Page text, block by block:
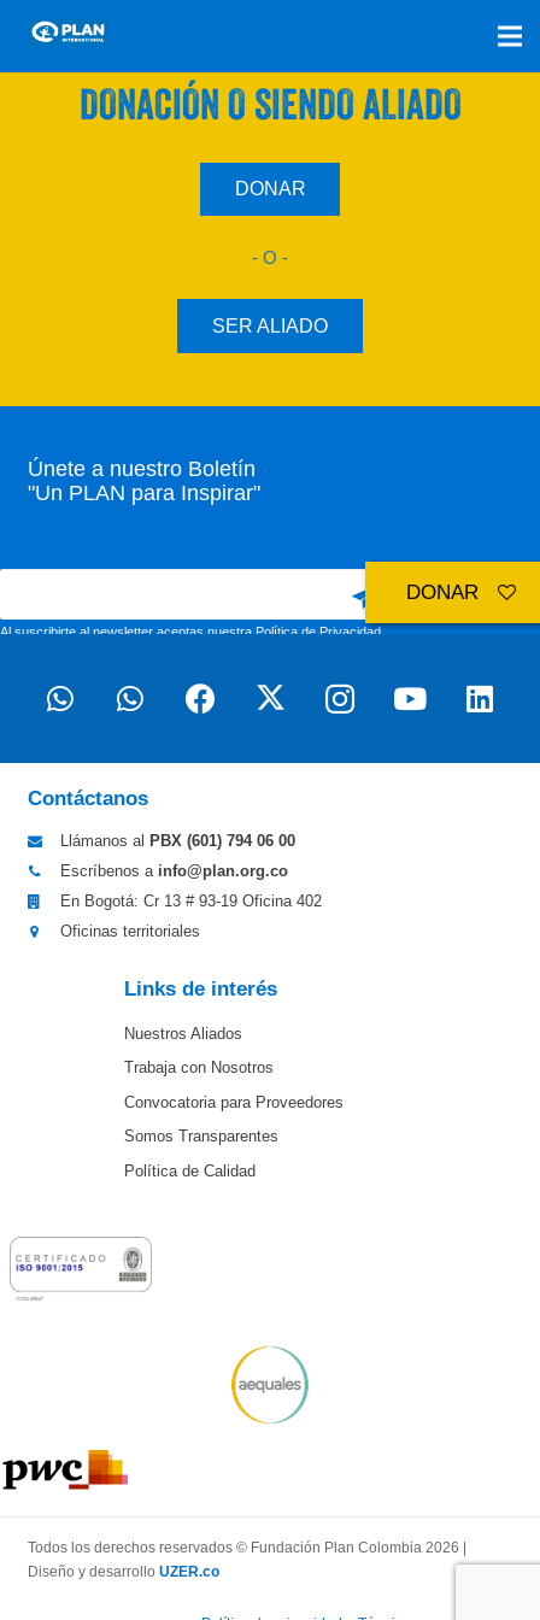
SÚMATE A NUESTRO PLAN CON UNA
DONACIÓN O SIENDO ALIADO
DONAR
- O -
SER ALIADO
Únete a nuestro Boletín
"Un PLAN para Inspirar"
Al suscribirte al newsletter aceptas nuestraPolítica de Privacidad
Contáctanos
Llámanos al PBX (601) 794 06 00
Escríbenos a info@plan.org.co
En Bogotá: Cr 13 # 93-19 Oficina 402
Oficinas territoriales
Links de interés
Nuestros Aliados
Trabaja con Nosotros
Convocatoria para Proveedores
Somos Transparentes
Política de Calidad
Todos los derechos reservados © Fundación Plan Colombia 2026 |
Diseño y desarrollo UZER.co
DONAR